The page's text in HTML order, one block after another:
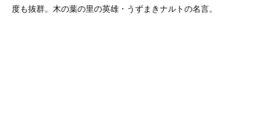
度も抜群。木の葉の里の英雄・うずまきナルトの名言。